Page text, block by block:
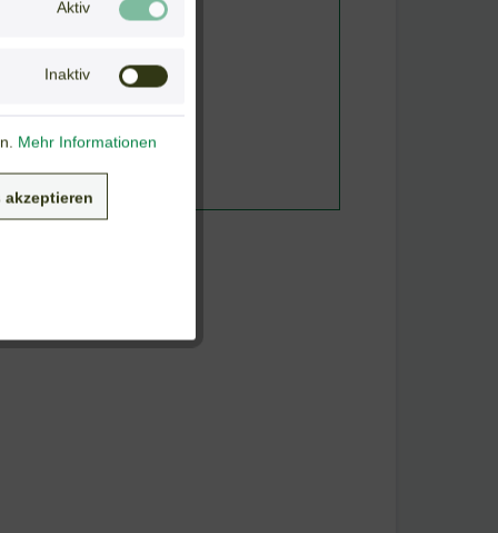
Aktiv
Inaktiv
Mehr Informationen
akzeptieren